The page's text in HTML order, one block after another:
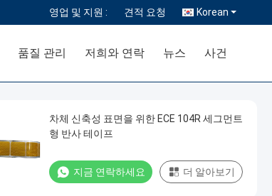
영업 및 지원 : 견적 요청 Korean
품질 관리 저희와 연락 뉴스 사건
차체 신축성 표면을 위한 ECE 104R 세그먼트
형 반사 테이프
지금 연락하세요 더 알아보기